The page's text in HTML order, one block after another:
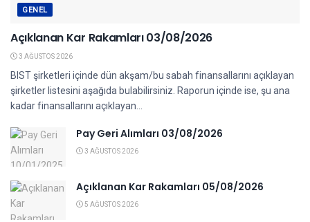
GENEL
Açıklanan Kar Rakamları 03/08/2026
3 AĞUSTOS 2026
BIST şirketleri içinde dün akşam/bu sabah finansallarını açıklayan
şirketler listesini aşağıda bulabilirsiniz. Raporun içinde ise, şu ana
kadar finansallarını açıklayan...
Pay Geri Alımları 03/08/2026
3 AĞUSTOS 2026
Açıklanan Kar Rakamları 05/08/2026
5 AĞUSTOS 2026